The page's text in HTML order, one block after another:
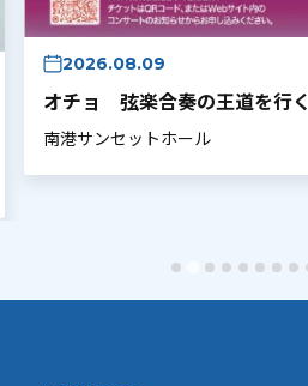
2026.08.09
オチョ 弦楽合奏の王道を行く
南港サンセットホール